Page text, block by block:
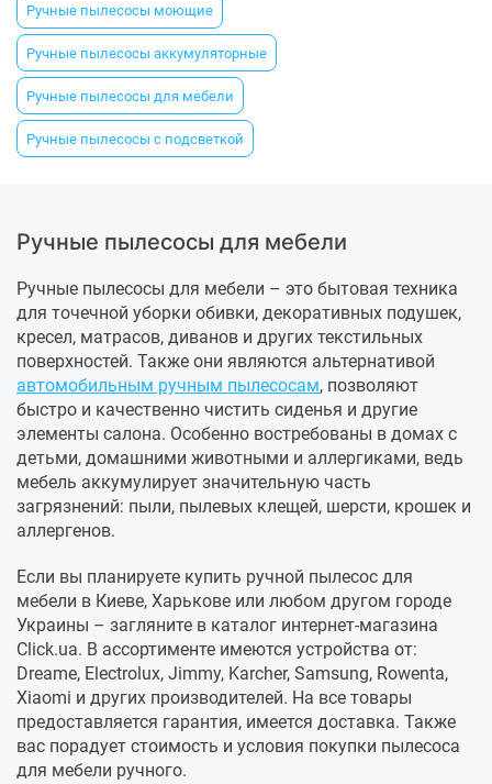
Ручные пылесосы моющие
Ручные пылесосы аккумуляторные
Ручные пылесосы для мебели
Ручные пылесосы с подсветкой
Ручные пылесосы для мебели
Ручные пылесосы для мебели – это бытовая техника
для точечной уборки обивки, декоративных подушек,
кресел, матрасов, диванов и других текстильных
поверхностей. Также они являются альтернативой
автомобильным ручным пылесосам, позволяют
быстро и качественно чистить сиденья и другие
элементы салона. Особенно востребованы в домах с
детьми, домашними животными и аллергиками, ведь
мебель аккумулирует значительную часть
загрязнений: пыли, пылевых клещей, шерсти, крошек и
аллергенов.
Если вы планируете купить ручной пылесос для
мебели в Киеве, Харькове или любом другом городе
Украины – загляните в каталог интернет-магазина
Click.ua. В ассортименте имеются устройства от:
Dreame, Electrolux, Jimmy, Karcher, Samsung, Rowenta,
Xiaomi и других производителей. На все товары
предоставляется гарантия, имеется доставка. Также
вас порадует стоимость и условия покупки пылесоса
для мебели ручного.